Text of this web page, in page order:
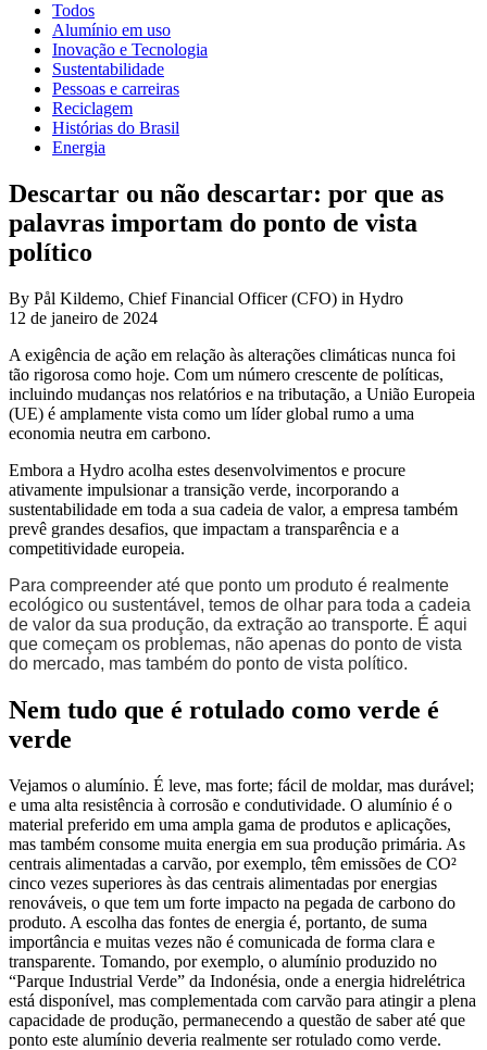
Todos
Alumínio em uso
Inovação e Tecnologia
Sustentabilidade
Pessoas e carreiras
Reciclagem
Histórias do Brasil
Energia
Descartar ou não descartar: por que as
palavras importam do ponto de vista
político
By Pål Kildemo, Chief Financial Officer (CFO) in Hydro
12 de janeiro de 2024
A exigência de ação em relação às alterações climáticas nunca foi
tão rigorosa como hoje. Com um número crescente de políticas,
incluindo mudanças nos relatórios e na tributação, a União Europeia
(UE) é amplamente vista como um líder global rumo a uma
economia neutra em carbono.
Embora a Hydro acolha estes desenvolvimentos e procure
ativamente impulsionar a transição verde, incorporando a
sustentabilidade em toda a sua cadeia de valor, a empresa também
prevê grandes desafios, que impactam a transparência e a
competitividade europeia.
Para compreender até que ponto um produto é realmente
ecológico ou sustentável, temos de olhar para toda a cadeia
de valor da sua produção, da extração ao transporte. É aqui
que começam os problemas, não apenas do ponto de vista
do mercado, mas também do ponto de vista político.
Nem tudo que é rotulado como verde é
verde
Vejamos o alumínio. É leve, mas forte; fácil de moldar, mas durável;
e uma alta resistência à corrosão e condutividade. O alumínio é o
material preferido em uma ampla gama de produtos e aplicações,
mas também consome muita energia em sua produção primária. As
centrais alimentadas a carvão, por exemplo, têm emissões de CO²
cinco vezes superiores às das centrais alimentadas por energias
renováveis, o que tem um forte impacto na pegada de carbono do
produto. A escolha das fontes de energia é, portanto, de suma
importância e muitas vezes não é comunicada de forma clara e
transparente. Tomando, por exemplo, o alumínio produzido no
“Parque Industrial Verde” da Indonésia, onde a energia hidrelétrica
está disponível, mas complementada com carvão para atingir a plena
capacidade de produção, permanecendo a questão de saber até que
ponto este alumínio deveria realmente ser rotulado como verde.